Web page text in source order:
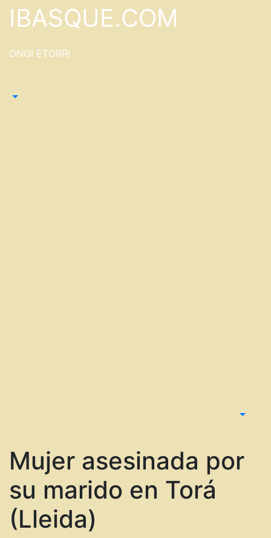
Saltar
IBASQUE.COM
ONGI ETORRI
Mujer asesinada por
su marido en Torá
(Lleida)